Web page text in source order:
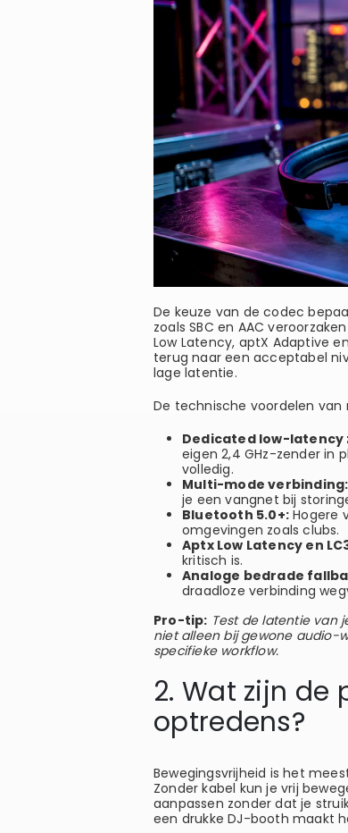
De keuze van de codec
zoals SBC en AAC
Low Latency, aptX Adaptive
terug naar een acceptabel
lage latentie.
De technische voordelen
Dedicated low-latency
eigen 2,4 GHz-zender in
volledig.
Multi-mode verbinding:
je een vangnet bij
Bluetooth 5.0+: Hogere
omgevingen zoals clubs.
Aptx Low Latency en
kritisch is.
Analoge bedrade
draadloze verbinding
Pro-tip: Test de latentie van
niet alleen bij gewone audio-
specifieke workflow.
2. Wat zijn
optredens?
Bewegingsvrijheid is het
Zonder kabel kun je vrij
aanpassen zonder dat je
een drukke DJ-booth maakt